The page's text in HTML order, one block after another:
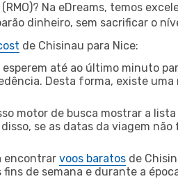
Na eDreams, temos
dinheiro, sem sacrificar o
de Chisinau para Nice:
esperem até ao último minuto
Desta forma, existe
motor de busca mostrar a
se as datas da viagem
encontrar voos baratos de
de semana e durante a